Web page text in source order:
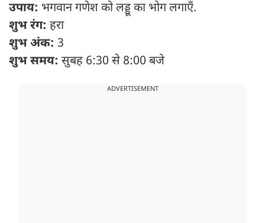
उपाय: भगवान गणेश को लड्डू का भोग लगाएँ.
शुभ रंग: हरा
शुभ अंक: 3
शुभ समय: सुबह 6:30 से 8:00 बजे
ADVERTISEMENT